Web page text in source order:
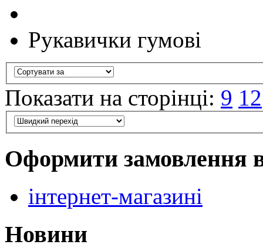
Рукавички гумові
Показати на сторінці: 9 12
Оформити замовлення
інтернет-магазині
Новини